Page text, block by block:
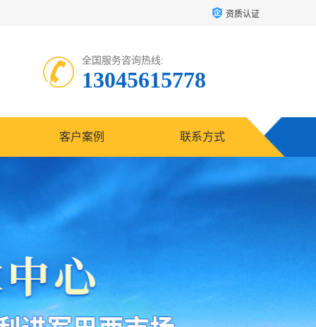
资质认证
全国服务咨询热线:
13045615778
客户案例 联系方式